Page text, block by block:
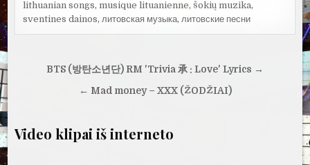
lithuanian songs,musique lituanienne, šokių muzika,
sventines dainos,литовская музыка,литовские песни
Navigacija
BTS (방탄소년단) RM 'Trivia 承 : Love' Lyrics →
← Mad money – XXX (ŽODŽIAI)
Video klipai iš interneto